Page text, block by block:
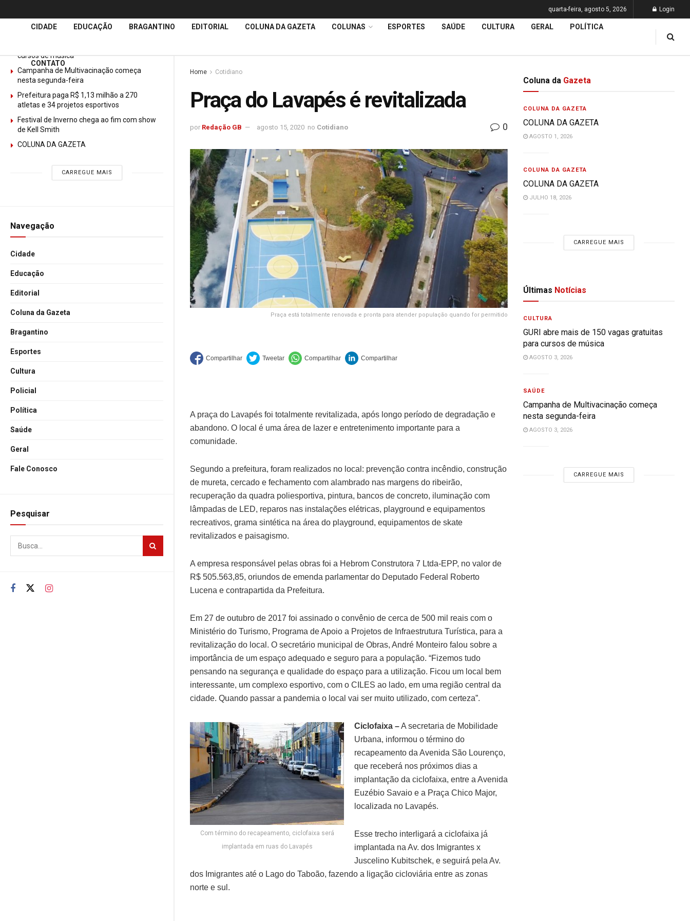
ÚltimasNotícias
cursos de música
Campanha de Multivacinação começa
nesta segunda-feira
Prefeitura paga R$ 1,13 milhão a 270
atletas e 34 projetos esportivos
Festival de Inverno chega ao fim com show
de Kell Smith
COLUNA DA GAZETA
CARREGUE MAIS
Navegação
Cidade
Educação
Editorial
Coluna da Gazeta
Bragantino
Esportes
Cultura
Policial
Política
Saúde
Geral
Fale Conosco
Pesquisar
quarta-feira, agosto 5, 2026 Login
CIDADE EDUCAÇÃO BRAGANTINO EDITORIAL COLUNA DA GAZETA COLUNAS ESPORTES SAÚDE CULTURA GERAL POLÍTICA
CONTATO
Home Cotidiano
Praça do Lavapés é revitalizada
por Redação GB agosto 15, 2020 no Cotidiano 0
Praça está totalmente renovada e pronta para atender população quando for permitido
A praça do Lavapés foi totalmente revitalizada, após longo período de degradação e
abandono. O local é uma área de lazer e entretenimento importante para a
comunidade.
Segundo a prefeitura, foram realizados no local: prevenção contra incêndio, construção
de mureta, cercado e fechamento com alambrado nas margens do ribeirão,
recuperação da quadra poliesportiva, pintura, bancos de concreto, iluminação com
lâmpadas de LED, reparos nas instalações elétricas, playground e equipamentos
recreativos, grama sintética na área do playground, equipamentos de skate
revitalizados e paisagismo.
A empresa responsável pelas obras foi a Hebrom Construtora 7 Ltda-EPP, no valor de
R$ 505.563,85, oriundos de emenda parlamentar do Deputado Federal Roberto
Lucena e contrapartida da Prefeitura.
Em 27 de outubro de 2017 foi assinado o convênio de cerca de 500 mil reais com o
Ministério do Turismo, Programa de Apoio a Projetos de Infraestrutura Turística, para a
revitalização do local. O secretário municipal de Obras, André Monteiro falou sobre a
importância de um espaço adequado e seguro para a população. “Fizemos tudo
pensando na segurança e qualidade do espaço para a utilização. Ficou um local bem
interessante, um complexo esportivo, com o CILES ao lado, em uma região central da
cidade. Quando passar a pandemia o local vai ser muito utilizado, com certeza”.
Com término do recapeamento, ciclofaixa será
implantada em ruas do Lavapés
Ciclofaixa –A secretaria de Mobilidade
Urbana, informou o término do
recapeamento da Avenida São Lourenço,
que receberá nos próximos dias a
implantação da ciclofaixa, entre a Avenida
Euzébio Savaio e a Praça Chico Major,
localizada no Lavapés.
Esse trecho interligará a ciclofaixa já
implantada na Av. dos Imigrantes x
Juscelino Kubitschek, e seguirá pela Av.
dos Imigrantes até o Lago do Taboão, fazendo a ligação cicloviária entre as zonas
norte e sul.
Coluna da Gazeta
COLUNA DA GAZETA
COLUNA DA GAZETA
AGOSTO 1, 2026
COLUNA DA GAZETA
COLUNA DA GAZETA
JULHO 18, 2026
CARREGUE MAIS
Últimas Notícias
CULTURA
GURI abre mais de 150 vagas gratuitas
para cursos de música
AGOSTO 3, 2026
SAÚDE
Campanha de Multivacinação começa
nesta segunda-feira
AGOSTO 3, 2026
CARREGUE MAIS